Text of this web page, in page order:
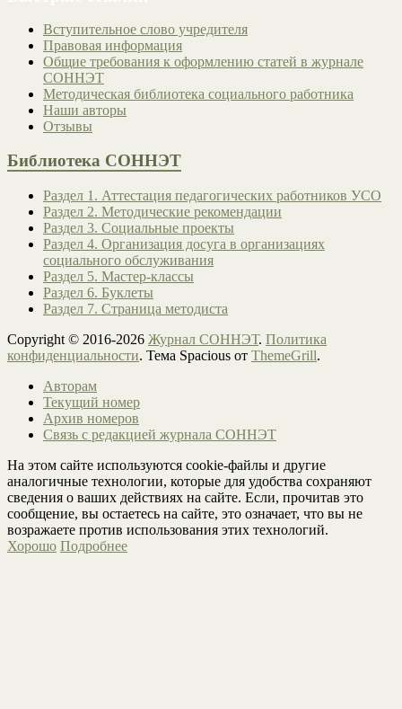
Вступительное слово учредителя
Правовая информация
Общие требования к оформлению статей в журнале
СОННЭТ
Методическая библиотека социального работника
Наши авторы
Отзывы
Библиотека СОННЭТ
Раздел 1. Аттестация педагогических работников УСО
Раздел 2. Методические рекомендации
Раздел 3. Социальные проекты
Раздел 4. Организация досуга в организациях
социального обслуживания
Раздел 5. Мастер-классы
Раздел 6. Буклеты
Раздел 7. Страница методиста
Copyright © 2016-2026 Журнал СОННЭТ. Политика
конфиденциальности. Тема Spacious от ThemeGrill.
Авторам
Текущий номер
Архив номеров
Связь с редакцией журнала СОННЭТ
На этом сайте используются cookie-файлы и другие
аналогичные технологии, которые для удобства сохраняют
сведения о ваших действиях на сайте. Если, прочитав это
сообщение, вы остаетесь на сайте, это означает, что вы не
возражаете против использования этих технологий.
Хорошо Подробнее